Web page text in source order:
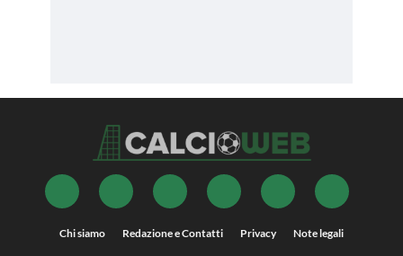
Chi siamo Redazione e Contatti Privacy Note legali